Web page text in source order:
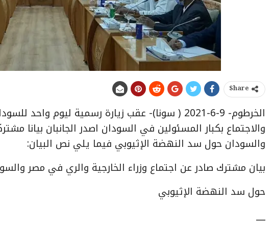
Share
الخرطوم- 9-6-2021 ( سونا)- عقب زيارة رسمية ليوم
والاجتماع بكبار المسئولين في السودان اصدر الجانبان بيانا
والسودان حول سد النهضة الإثيوبي فيما يلي نص البيان:
بيان مشترك صادر عن اجتماع وزراء الخارجية والري في مصر
حول سد النهضة الإثيوبي
__